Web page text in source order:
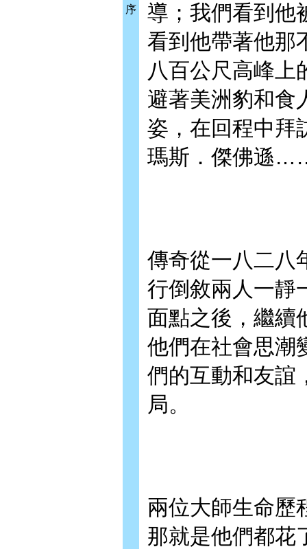
序
導；我們看到他
看到他帶著他那
八百公尺高峰上
避著美洲豹和食
姿，在回程中拜
瑪斯．傑佛遜
傳奇從一八二八
行倒敘兩人一靜
面點之後，繼續
他們在社會思潮
們的互動和友誼
局。
兩位大師生命歷
那就是他們都花